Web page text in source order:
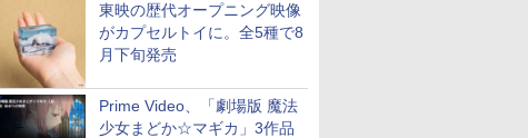
東映の歴代オープニング映像
がカプセルトイに。全5種で8
月下旬発売
Prime Video、「劇場版 魔法
少女まどか☆マギカ」3作品